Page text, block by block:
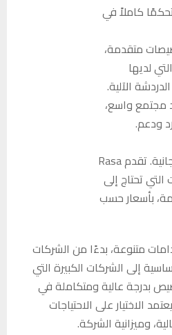
كاملاً في
متقدمة،
لديها
الآلية.
واسع،
ودعم.
النسخة مفتوحة المصدر مجانية. تقدم Rasa
تحتاج إلى
بأسعار حسب
متنوعة، بدءًا من الشركات
إلى الشركات الكبيرة التي
بدرجة عالية ومتكاملة في
الاختيار على الاحتياجات
وميزانية الشركة.